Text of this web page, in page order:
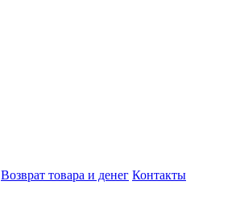
Возврат товара и денег Контакты